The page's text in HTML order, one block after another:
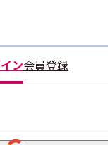
ン会員登録